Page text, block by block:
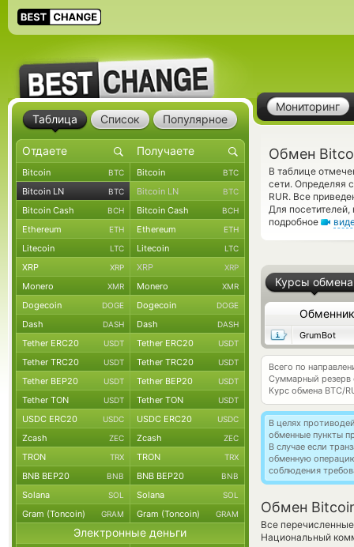
Мониторинг
Обмен
В таблице
сети. Определяя
RUR. Все
Для
подробное
Курсы обмена
Обменник
GrumBot
Всего по
Суммарный резерв
Курс обмена BTC/
В целях
обменные пункты
В случае если
обменную
соблюдения
Обмен
Все
Национальный
Таблица Список Популярное
Bitcoin BTC Bitcoin BTC
Bitcoin LN BTC Bitcoin LN BTC
Bitcoin Cash BCH Bitcoin Cash BCH
Ethereum ETH Ethereum ETH
Litecoin LTC Litecoin LTC
XRP XRP XRP XRP
Monero XMR Monero XMR
Dogecoin DOGE Dogecoin DOGE
Dash DASH Dash DASH
Tether ERC20 USDT Tether ERC20 USDT
Tether TRC20 USDT Tether TRC20 USDT
Tether BEP20 USDT Tether BEP20 USDT
Tether TON USDT Tether TON USDT
USDC ERC20 USDC USDC ERC20 USDC
Zcash ZEC Zcash ZEC
TRON TRX TRON TRX
BNB BEP20 BNB BNB BEP20 BNB
Solana SOL Solana SOL
Gram (Toncoin) GRAM Gram (Toncoin) GRAM
Электронные деньги